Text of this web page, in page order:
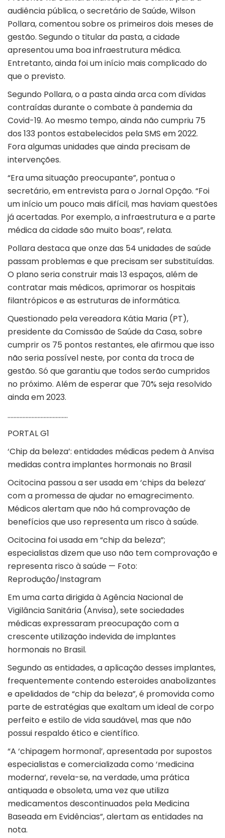
audiência pública, o secretário de Saúde, Wilson
Pollara, comentou sobre os primeiros dois meses de
gestão. Segundo o titular da pasta, a cidade
apresentou uma boa infraestrutura médica.
Entretanto, ainda foi um início mais complicado do
que o previsto.
Segundo Pollara, o a pasta ainda arca com dívidas
contraídas durante o combate à pandemia da
Covid-19. Ao mesmo tempo, ainda não cumpriu 75
dos 133 pontos estabelecidos pela SMS em 2022.
Fora algumas unidades que ainda precisam de
intervenções.
“Era uma situação preocupante”, pontua o
secretário, em entrevista para o Jornal Opção. “Foi
um início um pouco mais difícil, mas haviam questões
já acertadas. Por exemplo, a infraestrutura e a parte
médica da cidade são muito boas”, relata.
Pollara destaca que onze das 54 unidades de saúde
passam problemas e que precisam ser substituídas.
O plano seria construir mais 13 espaços, além de
contratar mais médicos, aprimorar os hospitais
filantrópicos e as estruturas de informática.
Questionado pela vereadora Kátia Maria (PT),
presidente da Comissão de Saúde da Casa, sobre
cumprir os 75 pontos restantes, ele afirmou que isso
não seria possível neste, por conta da troca de
gestão. Só que garantiu que todos serão cumpridos
no próximo. Além de esperar que 70% seja resolvido
ainda em 2023.
………………………………….
PORTAL G1
‘Chip da beleza’: entidades médicas pedem à Anvisa
medidas contra implantes hormonais no Brasil
Ocitocina passou a ser usada em ‘chips da beleza’
com a promessa de ajudar no emagrecimento.
Médicos alertam que não há comprovação de
benefícios que uso representa um risco à saúde.
Ocitocina foi usada em “chip da beleza”;
especialistas dizem que uso não tem comprovação e
representa risco à saúde — Foto:
Reprodução/Instagram
Em uma carta dirigida à Agência Nacional de
Vigilância Sanitária (Anvisa), sete sociedades
médicas expressaram preocupação com a
crescente utilização indevida de implantes
hormonais no Brasil.
Segundo as entidades, a aplicação desses implantes,
frequentemente contendo esteroides anabolizantes
e apelidados de “chip da beleza”, é promovida como
parte de estratégias que exaltam um ideal de corpo
perfeito e estilo de vida saudável, mas que não
possui respaldo ético e científico.
“A ‘chipagem hormonal’, apresentada por supostos
especialistas e comercializada como ‘medicina
moderna’, revela-se, na verdade, uma prática
antiquada e obsoleta, uma vez que utiliza
medicamentos descontinuados pela Medicina
Baseada em Evidências”, alertam as entidades na
nota.